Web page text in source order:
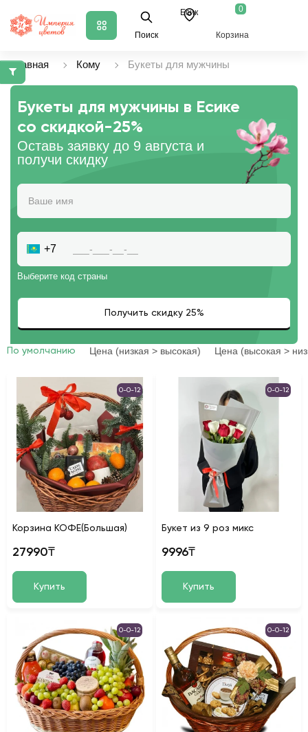
Поиск
Есик 0
Корзина
Главная Кому Букеты для мужчины
Букеты для мужчины в Есике
со скидкой-25%
Оставь заявку до 9 августа и
получи скидку
+7
Выберите код страны
По умолчанию Цена (низкая > высокая) Цена (высокая >
0-0-12
Корзина КОФЕ(Большая)
27990₸
Купить
0-0-12
Букет из 9 роз микс
9996₸
Купить
0-0-12 0-0-12